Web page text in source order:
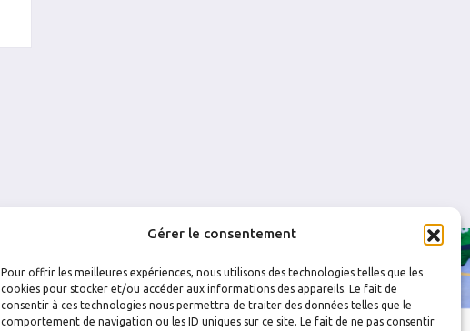
Gérer le consentement
Pour offrir les meilleures expériences, nous utilisons des technologies telles que les
cookies pour stocker et/ou accéder aux informations des appareils. Le fait de
consentir à ces technologies nous permettra de traiter des données telles que le
comportement de navigation ou les ID uniques sur ce site. Le fait de ne pas consentir